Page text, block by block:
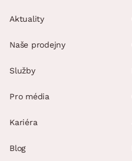
Aktuality
Naše prodejny
Služby
Pro média
Kariéra
Blog